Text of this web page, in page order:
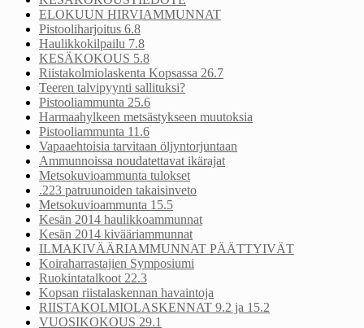
ELOKUUN HIRVIAMMUNNAT
Pistooliharjoitus 6.8
Haulikkokilpailu 7.8
KESÄKOKOUS 5.8
Riistakolmiolaskenta Kopsassa 26.7
Teeren talvipyynti sallituksi?
Pistooliammunta 25.6
Harmaahylkeen metsästykseen muutoksia
Pistooliammunta 11.6
Vapaaehtoisia tarvitaan öljyntorjuntaan
Ammunnoissa noudatettavat ikärajat
Metsokuvioammunta tulokset
.223 patruunoiden takaisinveto
Metsokuvioammunta 15.5
Kesän 2014 haulikkoammunnat
Kesän 2014 kivääriammunnat
ILMAKIVÄÄRIAMMUNNAT PÄÄTTYIVÄT
Koiraharrastajien Symposiumi
Ruokintatalkoot 22.3
Kopsan riistalaskennan havaintoja
RIISTAKOLMIOLASKENNAT 9.2 ja 15.2
VUOSIKOKOUS 29.1